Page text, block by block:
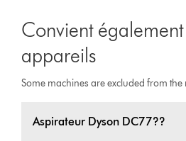
Convient
appareils
Some machines are excluded from
Aspirateur Dyson DC77??